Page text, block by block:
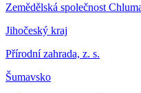
Zemědělská společnost
Jihočeský kraj
Přírodní zahrada, z. s.
Šumavsko